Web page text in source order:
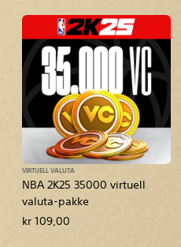
NBA 2K25 35000 virtuell
valuta-pakke
VIRTUELL VALUTA
kr 109,00